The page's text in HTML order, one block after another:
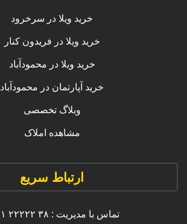
خرید ویلا در سرخرود
خرید ویلا در فریدون کنار
خرید ویلا در محمودآباد
خرید آپارتمان در محمودآباد
وبلاگ تخصصی
مشاهده املاک
ارتباط سریع
تماس با مدیریت : ۳۸ ۲۲۲۲۲ ۰۹۱۱